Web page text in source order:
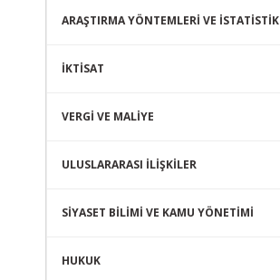
ARAŞTIRMA YÖNTEMLERİ VE İSTATİSTİK
İKTİSAT
VERGİ VE MALİYE
ULUSLARARASI İLİŞKİLER
SİYASET BİLİMİ VE KAMU YÖNETİMİ
HUKUK